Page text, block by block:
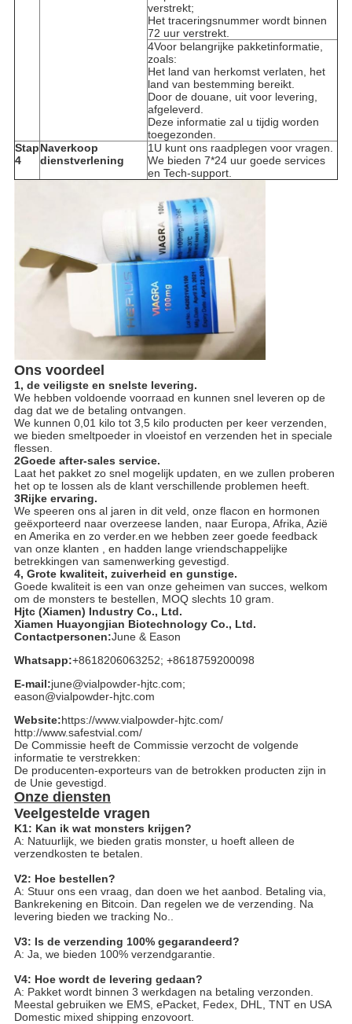
verstrekt;
Het traceringsnummer wordt binnen
72 uur verstrekt.
4Voor belangrijke pakketinformatie,
zoals:
Het land van herkomst verlaten, het
land van bestemming bereikt.
Door de douane, uit voor levering,
afgeleverd.
Deze informatie zal u tijdig worden
toegezonden.
Stap
4
Naverkoop
dienstverlening
1U kunt ons raadplegen voor vragen.
We bieden 7*24 uur goede services
en Tech-support.
Ons voordeel
1, de veiligste en snelste levering.
We hebben voldoende voorraad en kunnen snel leveren op de
dag dat we de betaling ontvangen.
We kunnen 0,01 kilo tot 3,5 kilo producten per keer verzenden,
we bieden smeltpoeder in vloeistof en verzenden het in speciale
flessen.
2Goede after-sales service.
Laat het pakket zo snel mogelijk updaten, en we zullen proberen
het op te lossen als de klant verschillende problemen heeft.
3Rijke ervaring.
We speeren ons al jaren in dit veld, onze flacon en hormonen
geëxporteerd naar overzeese landen, naar Europa, Afrika, Azië
en Amerika en zo verder.en we hebben zeer goede feedback
van onze klanten , en hadden lange vriendschappelijke
betrekkingen van samenwerking gevestigd.
4, Grote kwaliteit, zuiverheid en gunstige.
Goede kwaliteit is een van onze geheimen van succes, welkom
om de monsters te bestellen, MOQ slechts 10 gram.
Hjtc (Xiamen) Industry Co., Ltd.
Xiamen Huayongjian Biotechnology Co., Ltd.
Contactpersonen:June & Eason
Whatsapp:+8618206063252; +8618759200098
E-mail:june@vialpowder-hjtc.com;
eason@vialpowder-hjtc.com
Website:https://www.vialpowder-hjtc.com/
http://www.safestvial.com/
De Commissie heeft de Commissie verzocht de volgende
informatie te verstrekken:
De producenten-exporteurs van de betrokken producten zijn in
de Unie gevestigd.
Onze diensten
Veelgestelde vragen
K1: Kan ik wat monsters krijgen?
A: Natuurlijk, we bieden gratis monster, u hoeft alleen de
verzendkosten te betalen.
V2: Hoe bestellen?
A: Stuur ons een vraag, dan doen we het aanbod. Betaling via,
Bankrekening en Bitcoin. Dan regelen we de verzending. Na
levering bieden we tracking No..
V3: Is de verzending 100% gegarandeerd?
A: Ja, we bieden 100% verzendgarantie.
V4: Hoe wordt de levering gedaan?
A: Pakket wordt binnen 3 werkdagen na betaling verzonden.
Meestal gebruiken we EMS, ePacket, Fedex, DHL, TNT en USA
Domestic mixed shipping enzovoort.